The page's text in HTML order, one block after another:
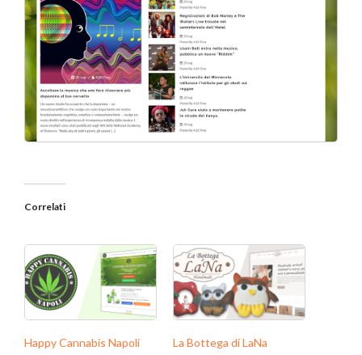
Correlati
Happy Cannabis Napoli La Bottega di LaNa